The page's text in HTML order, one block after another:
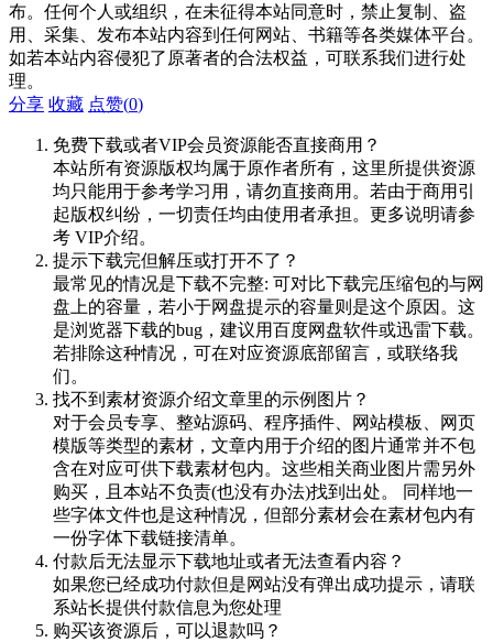
布。任何个人或组织，在未征得本站同意时，禁止复制、盗
用、采集、发布本站内容到任何网站、书籍等各类媒体平台。
如若本站内容侵犯了原著者的合法权益，可联系我们进行处
理。
分享 收藏 点赞(0)
免费下载或者VIP会员资源能否直接商用？
本站所有资源版权均属于原作者所有，这里所提供资源
均只能用于参考学习用，请勿直接商用。若由于商用引
起版权纠纷，一切责任均由使用者承担。更多说明请参
考 VIP介绍。
提示下载完但解压或打开不了？
最常见的情况是下载不完整: 可对比下载完压缩包的与网
盘上的容量，若小于网盘提示的容量则是这个原因。这
是浏览器下载的bug，建议用百度网盘软件或迅雷下载。
若排除这种情况，可在对应资源底部留言，或联络我
们。
找不到素材资源介绍文章里的示例图片？
对于会员专享、整站源码、程序插件、网站模板、网页
模版等类型的素材，文章内用于介绍的图片通常并不包
含在对应可供下载素材包内。这些相关商业图片需另外
购买，且本站不负责(也没有办法)找到出处。 同样地一
些字体文件也是这种情况，但部分素材会在素材包内有
一份字体下载链接清单。
付款后无法显示下载地址或者无法查看内容？
如果您已经成功付款但是网站没有弹出成功提示，请联
系站长提供付款信息为您处理
购买该资源后，可以退款吗？